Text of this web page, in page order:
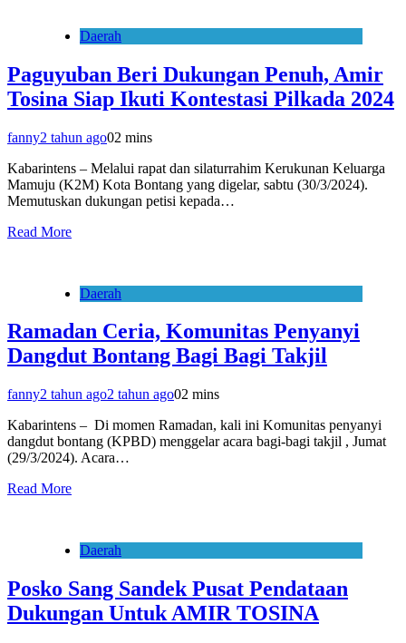
Daerah
Paguyuban Beri Dukungan Penuh, Amir
Tosina Siap Ikuti Kontestasi Pilkada 2024
fanny2 tahun ago02 mins
Kabarintens – Melalui rapat dan silaturrahim Kerukunan Keluarga
Mamuju (K2M) Kota Bontang yang digelar, sabtu (30/3/2024).
Memutuskan dukungan petisi kepada…
Read More
Daerah
Ramadan Ceria, Komunitas Penyanyi
Dangdut Bontang Bagi Bagi Takjil
fanny2 tahun ago2 tahun ago02 mins
Kabarintens – Di momen Ramadan, kali ini Komunitas penyanyi
dangdut bontang (KPBD) menggelar acara bagi-bagi takjil , Jumat
(29/3/2024). Acara…
Read More
Daerah
Posko Sang Sandek Pusat Pendataan
Dukungan Untuk AMIR TOSINA